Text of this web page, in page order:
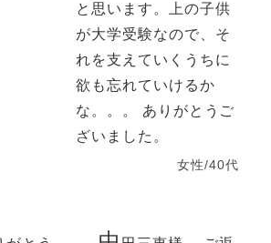
と思います。上の子供
が大学受験なので、そ
れを支えていくうちに
欲も忘れていけるか
な。。。 ありがとうご
ざいました。
女性/40代